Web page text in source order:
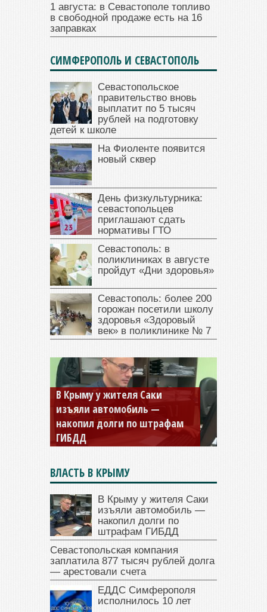
1 августа: в Севастополе топливо
в свободной продаже есть на 16
заправках
СИМФЕРОПОЛЬ И СЕВАСТОПОЛЬ
Севастопольское
правительство вновь
выплатит по 5 тысяч
рублей на подготовку
детей к школе
На Фиоленте появится
новый сквер
День физкультурника:
севастопольцев
приглашают сдать
нормативы ГТО
Севастополь: в
поликлиниках в августе
пройдут «Дни здоровья»
Севастополь: более 200
горожан посетили школу
здоровья «Здоровый
век» в поликлинике № 7
Севастопольская компания
заплатила 877 тысяч рублей
долга — арестовали счета
ВЛАСТЬ В КРЫМУ
В Крыму у жителя Саки
изъяли автомобиль —
накопил долги по
штрафам ГИБДД
Севастопольская компания
заплатила 877 тысяч рублей долга
— арестовали счета
ЕДДС Симферополя
исполнилось 10 лет